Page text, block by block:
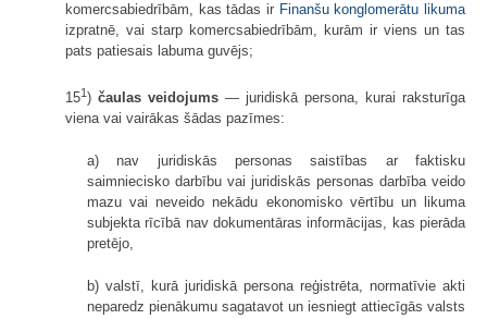
komercsabiedrībām, kas tādas ir Finanšu konglomerātu likuma
izpratnē, vai starp komercsabiedrībām, kurām ir viens un tas
pats patiesais labuma guvējs;
151) čaulas veidojums — juridiskā persona, kurai raksturīga
viena vai vairākas šādas pazīmes:
a) nav juridiskās personas saistības ar faktisku
saimniecisko darbību vai juridiskās personas darbība veido
mazu vai neveido nekādu ekonomisko vērtību un likuma
subjekta rīcībā nav dokumentāras informācijas, kas pierāda
pretējo,
b) valstī, kurā juridiskā persona reģistrēta, normatīvie akti
neparedz pienākumu sagatavot un iesniegt attiecīgās valsts